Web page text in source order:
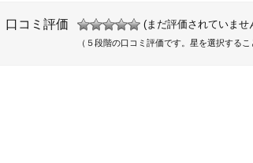
口コミ評価 (まだ評価されていませ
（５段階の口コミ評価です。星を選択する